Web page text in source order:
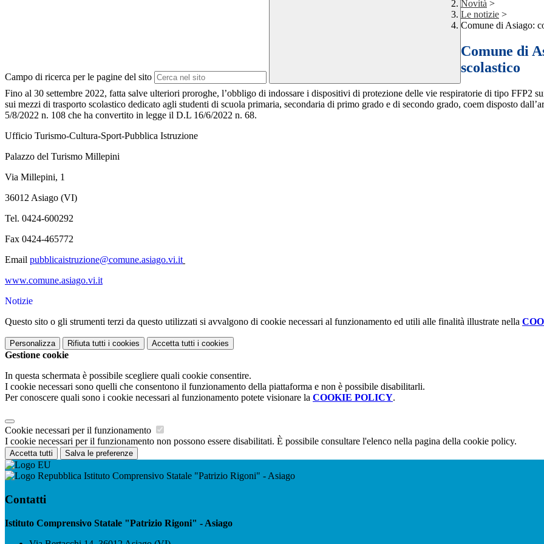
Campo di ricerca per le pagine del sito
Novità >
Le notizie >
Comune di Asiago:
Comune di
scolastico
Fino al 30 settembre 2022, fatta salve ulteriori proroghe, l’obbligo di indossare i dispositivi di protezione delle vie respiratorie di tipo FFP2
sui mezzi di trasporto scolastico dedicato agli studenti di scuola primaria, secondaria di primo grado e di secondo grado, coem disposto
5/8/2022 n. 108 che ha convertito in legge il D.L 16/6/2022 n. 68.
Ufficio Turismo-Cultura-Sport-Pubblica Istruzione
Palazzo del Turismo Millepini
Via Millepini, 1
36012 Asiago (VI)
Tel. 0424-600292
Fax 0424-465772
Email pubblicaistruzione@comune.asiago.vi.it
www.comune.asiago.vi.it
Notizie
Questo sito o gli strumenti terzi da questo utilizzati si avvalgono di cookie necessari al funzionamento ed utili alle finalità illustrate nella
Personalizza Rifiuta tutti i cookies Accetta tutti i cookies
Gestione cookie
In questa schermata è possibile scegliere quali cookie consentire.
I cookie necessari sono quelli che consentono il funzionamento della piattaforma e non è possibile disabilitarli.
Per conoscere quali sono i cookie necessari al funzionamento potete visionare la COOKIE POLICY.
Cookie necessari per il funzionamento
I cookie necessari per il funzionamento non possono essere disabilitati. È possibile consultare l'elenco nella pagina della cookie policy.
Accetta tutti Salva le preferenze
Istituto Comprensivo Statale "Patrizio Rigoni" - Asiago
Contatti
Istituto Comprensivo Statale "Patrizio Rigoni" - Asiago